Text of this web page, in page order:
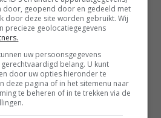
op de huid in een flinke
Draai de filets voorzichtig
bak nog 1 minuut.
de aardappelsalade en
op een bord. Let op de
het eten.
door, geopend door en gedeeld met
door deze site worden gebruikt. Wij
precieze geolocatiegegevens
uw persoonsgegevens
belang. U kunt
door uw opties hieronder te
deze pagina of in het sitemenu naar
te beheren of in te trekken via de